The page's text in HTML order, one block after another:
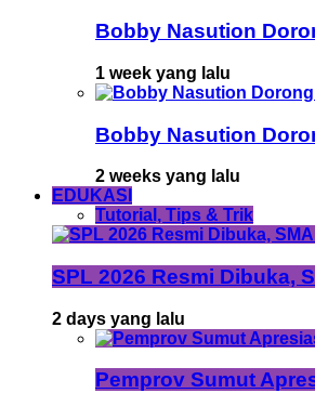
Bobby Nasution
1 week yang lalu
Bobby Nasution
2 weeks yang lalu
EDUKASI
Tutorial, Tips & Trik
SPL 2026 Resmi Dibuka,
2 days yang lalu
Pemprov Sumut